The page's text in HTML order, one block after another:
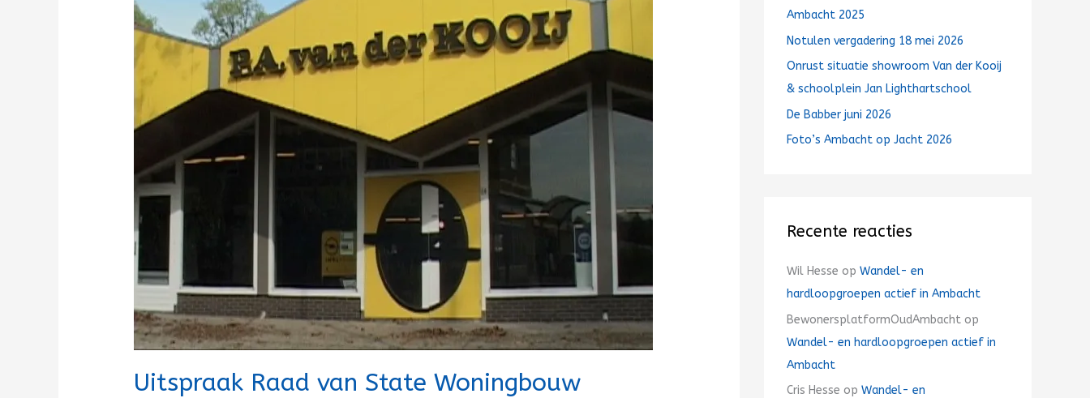
Uitspraak Raad van State Woningbouw
van
State
Woningbouw
terrein
der
Kooij
r
:
Ambacht 2025
Notulen vergadering 18 mei 2026
Onrust situatie showroom Van der Kooij
& schoolplein Jan Lighthartschool
De Babber juni 2026
Foto’s Ambacht op Jacht 2026
Recente reacties
Wil Hesse op Wandel- en
hardloopgroepen actief in Ambacht
BewonersplatformOudAmbacht op
Wandel- en hardloopgroepen actief in
Ambacht
Cris Hesse op Wandel- en